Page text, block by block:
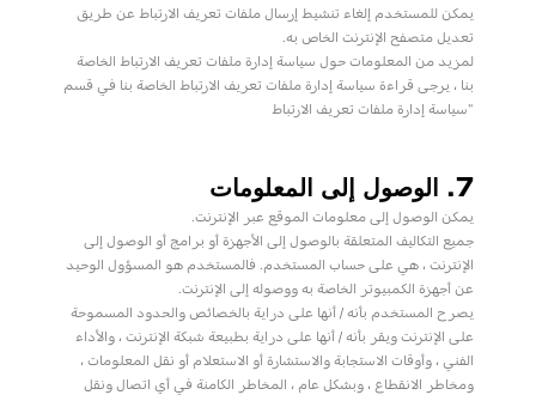
يمكن للمستخدم إلغاء تنشيط إرسال ملفات تعريف الارتباط عن طريق
تعديل متصفح الإنترنت الخاص به.
لمزيد من المعلومات حول سياسة إدارة ملفات تعريف الارتباط الخاصة
بنا ، يرجى قراءة سياسة إدارة ملفات تعريف الارتباط الخاصة بنا في قسم
"سياسة إدارة ملفات تعريف الارتباط
7. الوصول إلى المعلومات
يمكن الوصول إلى معلومات الموقع عبر الإنترنت.
جميع التكاليف المتعلقة بالوصول إلى الأجهزة أو برامج أو الوصول إلى
الإنترنت ، هي على حساب المستخدم. فالمستخدم هو المسؤول الوحيد
عن أجهزة الكمبيوتر الخاصة به ووصوله إلى الإنترنت.
يصرح المستخدم بأنه / أنها على دراية بالخصائص والحدود المسموحة
على الإنترنت ويقر بأنه / أنها على دراية بطبيعة شبكة الإنترنت ، والأداء
الفني ، وأوقات الاستجابة والاستشارة أو الاستعلام أو نقل المعلومات ،
ومخاطر الانقطاع ، وبشكل عام ، المخاطر الكامنة في أي اتصال ونقل